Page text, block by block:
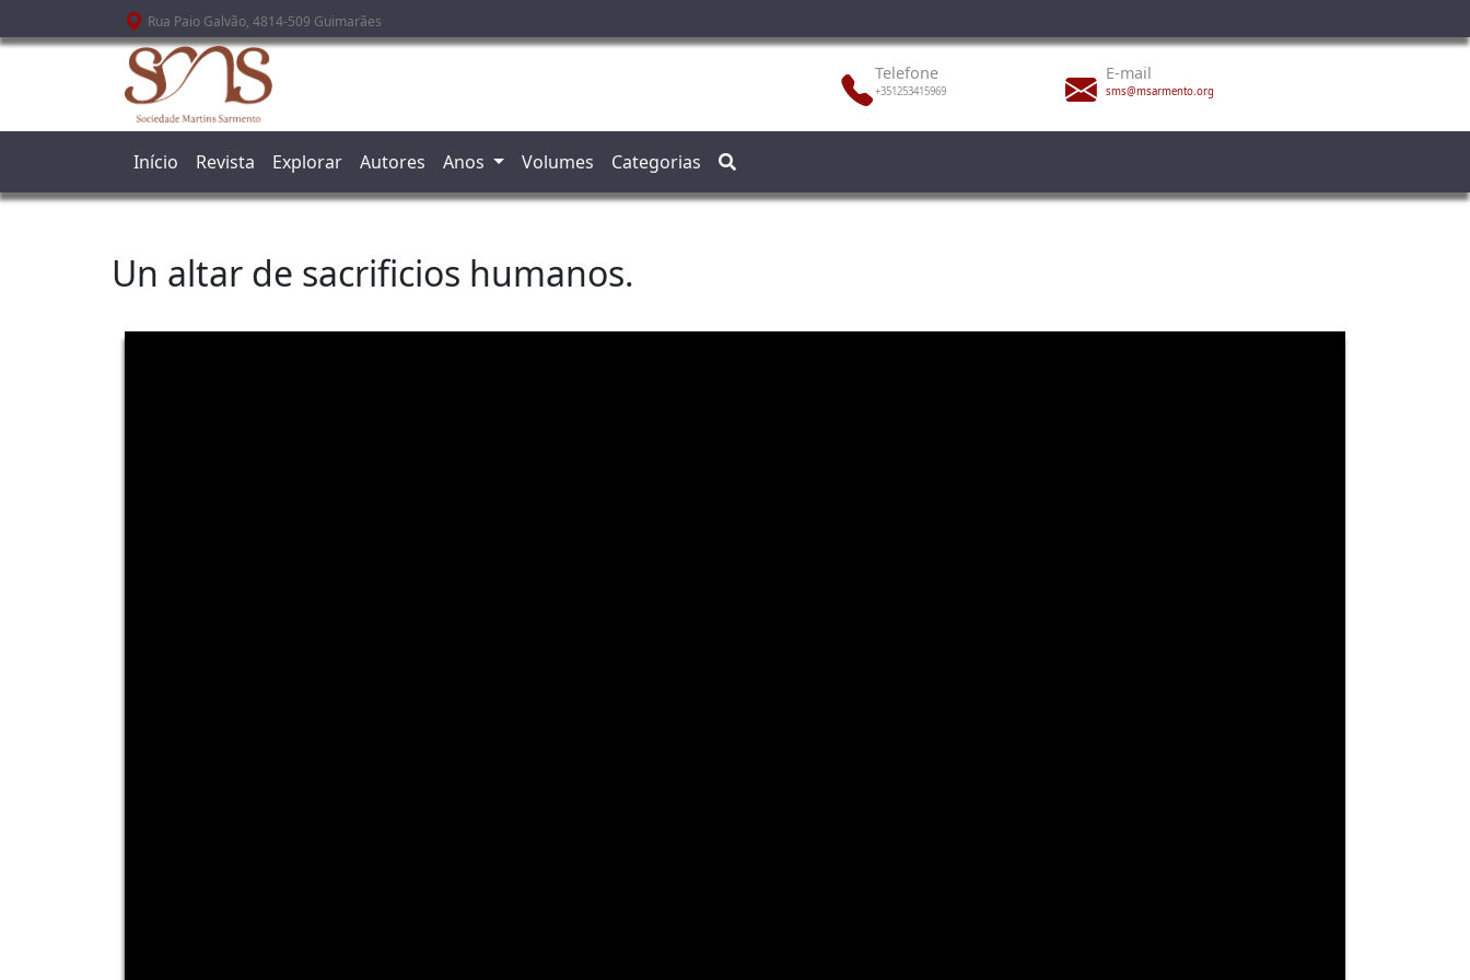
Passar para o conteúdo principal
Rua Paio Galvão, 4814-509 Guimarães
Telefone
+351253415969
E-mail
sms@msarmento.org
Início Revista Explorar Autores Anos Volumes Categorias
Un altar de sacrificios humanos.